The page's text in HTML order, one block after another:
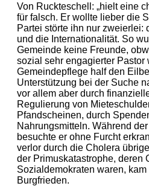
Von Ruckteschell: „hielt eine
für falsch. Er wollte lieber die
Partei störte ihn nur zweierlei:
und die Internationalität. So
Gemeinde keine Freunde,
sozial sehr engagierter Pastor
Gemeindepflege half den
Unterstützung bei der Suche
vor allem aber durch
Regulierung von
Pfandscheinen, durch
Nahrungsmitteln. Während
besuchte er ohne Furcht
verlor durch die Cholera
der Primuskatastrophe, deren
Sozialdemokraten waren, kam
Burgfrieden.